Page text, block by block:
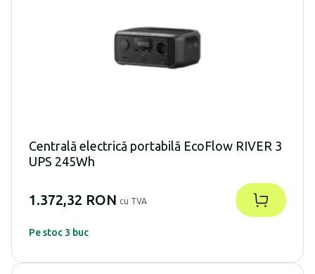
Centrală electrică portabilă EcoFlow RIVER 3
UPS 245Wh
1.372,32 RON cu TVA
Pe stoc 3 buc